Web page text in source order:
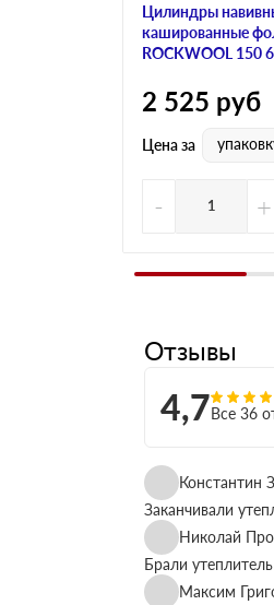
Цилиндры
кашированные
ROCKWOOL 150
2 525 руб
Цена за
- +
Отзывы
4,7Все 36
Константин
Заканчивали
Николай
Брали
Максим